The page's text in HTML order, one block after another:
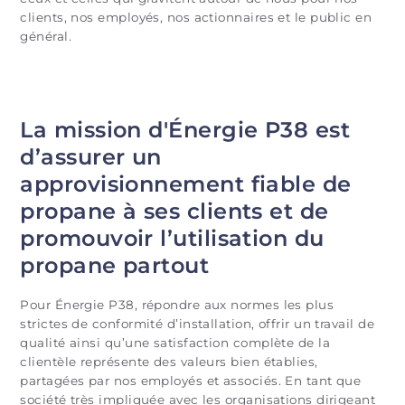
clients, nos employés, nos actionnaires et le public en
général.
La mission d'Énergie P38 est
d’assurer un
approvisionnement fiable de
propane à ses clients et de
promouvoir l’utilisation du
propane partout
Pour Énergie P38, répondre aux normes les plus
strictes de conformité d’installation, offrir un travail de
qualité ainsi qu’une satisfaction complète de la
clientèle représente des valeurs bien établies,
partagées par nos employés et associés. En tant que
société très impliquée avec les organisations dirigeant